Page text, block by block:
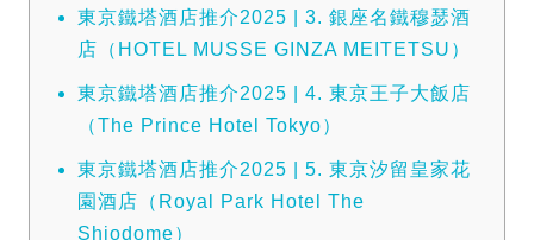
東京鐵塔酒店推介2025 | 3. 銀座名鐵穆瑟酒
店（HOTEL MUSSE GINZA MEITETSU）
東京鐵塔酒店推介2025 | 4. 東京王子大飯店
（The Prince Hotel Tokyo）
東京鐵塔酒店推介2025 | 5. 東京汐留皇家花
園酒店（Royal Park Hotel The
Shiodome）